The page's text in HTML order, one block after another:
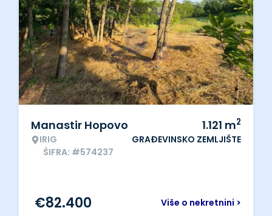
Manastir Hopovo
IRIG
ŠIFRA: #574237
1.121 m2
GRAĐEVINSKO ZEMLJIŠTE
Više o nekretnini >
€82.400